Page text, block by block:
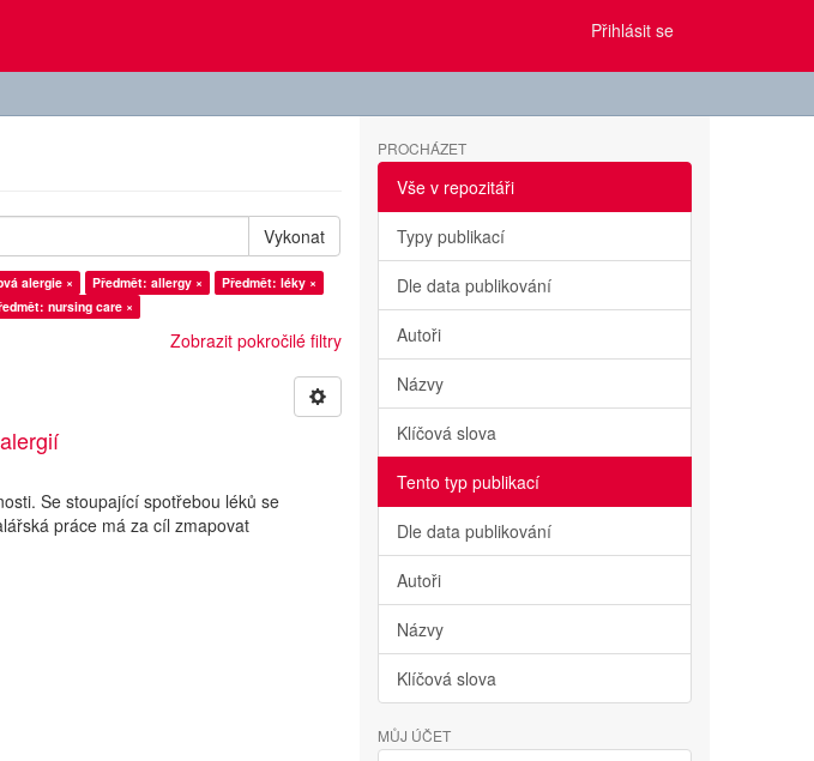
Přihlásit se
Vykonat
alergie × Předmět: allergy ×
Předmět: léky ×
nursing care ×
Zobrazit pokročilé filtry
Se stoupající spotřebou léků se
práce má za cíl zmapovat
PROCHÁZET
Vše v repozitáři
Typy publikací
Dle data publikování
Autoři
Názvy
Klíčová slova
Tento typ publikací
Dle data publikování
Autoři
Názvy
Klíčová slova
MŮJ ÚČET